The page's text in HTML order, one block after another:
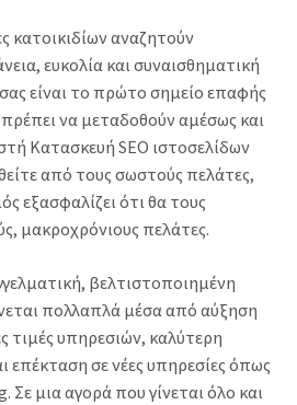
κατοικιδίων αναζητούν
ευκολία και συναισθηματική
είναι το πρώτο σημείο επαφής
να μεταδοθούν αμέσως και
Κατασκευή SEO ιστοσελίδων
από τους σωστούς πελάτες,
εξασφαλίζει ότι θα τους
μακροχρόνιους πελάτες.
βελτιστοποιημένη
πολλαπλά μέσα από αύξηση
τιμές υπηρεσιών, καλύτερη
επέκταση σε νέες υπηρεσίες όπως
Σε μια αγορά που γίνεται όλο και